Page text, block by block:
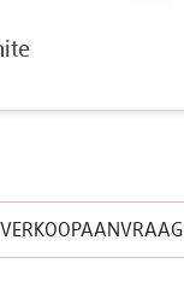
VERKOOPAANVRAAG